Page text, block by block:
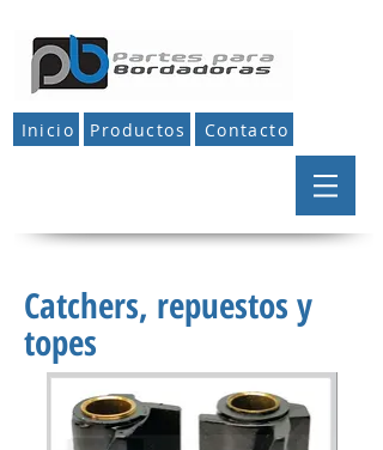
Inicio Productos Contacto
Catchers, repuestos y
topes